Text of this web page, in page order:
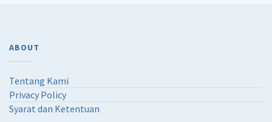
ABOUT
Tentang Kami
Privacy Policy
Syarat dan Ketentuan